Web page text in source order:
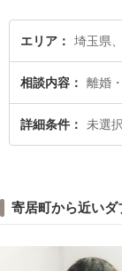
エリア 埼玉県
相談内容 離婚
詳細条件 未選択
寄居町から近い